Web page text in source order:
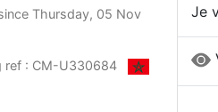
Je
Thursday, 05 Nov
ref : CM-U330684